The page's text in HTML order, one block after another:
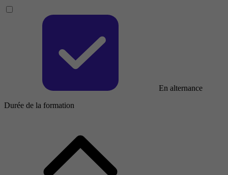
En alternance
Durée de la formation